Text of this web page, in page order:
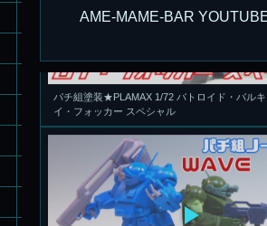
AME-MAME-BAR
イ・フォッカー スペシャル